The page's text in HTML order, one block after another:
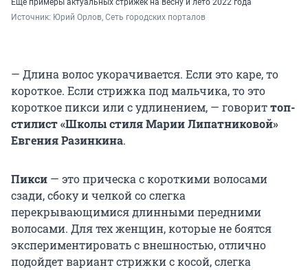
Еще примеры актуальных стрижек на весну и лето 2022 года
Источник: Юрий Орлов, Сеть городских порталов
— Длина волос укорачивается. Если это каре, то
короткое. Если стрижка под мальчика, то это
короткое пикси или с удлинением, — говориттоп-
стилист «Школы стиля Марии Липатниковой»
Евгения Разинкина.
Пикси — это прическа с короткими волосами
сзади, сбоку и челкой со слегка
перекрывающимися длинными передними
волосами. Для тех женщин, которые не боятся
экспериментировать с внешностью, отлично
подойдет вариант стрижки с косой, слегка